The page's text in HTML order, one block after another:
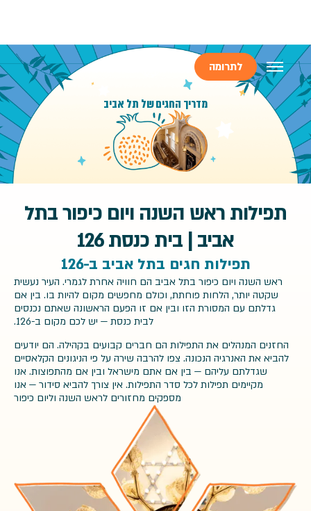
לתרומה
מדריך החגים של תל אביב
תפילות ראש השנה ויום כיפור בתל
אביב | בית כנסת 126
תפילות חגים בתל אביב ב-126
ראש השנה ויום כיפור בתל אביב הם חוויה אחרת לגמרי. העיר נעשית
שקטה יותר, הלחות פוחתת, וכולם מחפשים מקום להיות בו. בין אם
גדלתם עם המסורת הזו ובין אם זו הפעם הראשונה שאתם נכנסים
לבית כנסת — יש לכם מקום ב-126.
החזנים המנהלים את התפילות הם חברים קבועים בקהילה. הם יודעים
להביא את האנרגיה הנכונה. צפו להרבה שירה על פי הניגונים הקלאסיים
שגדלתם עליהם — בין אם אתם מישראל ובין אם מהתפוצות. אנו
מקיימים תפילות לכל סדר התפילות. אין צורך להביא סידור — אנו
מספקים מחזורים לראש השנה וליום כיפור